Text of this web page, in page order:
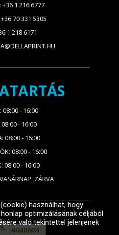
+36 1 216 6777
+36 70 331 5305
1 218 6171
08:00 - 16:00
08:00 - 16:00
08:00 - 16:00
08:00 - 16:00
08:00 - 16:00
ZÁRVA